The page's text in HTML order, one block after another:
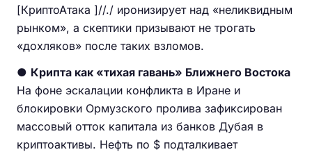
[КриптоАтака ]//./ иронизирует над «неликвидным
рынком», а скептики призывают не трогать
«дохляков» после таких взломов.
● Крипта как «тихая гавань» Ближнего Востока
На фоне эскалации конфликта в Иране и
блокировки Ормузского пролива зафиксирован
массовый отток капитала из банков Дубая в
криптоактивы. Нефть по $ подталкивает